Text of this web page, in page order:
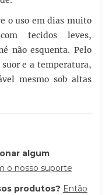
o uso em dias muito
tecidos leves,
não esquenta. Pelo
e a temperatura,
mesmo sob altas
algum
o nosso suporte
produtos? Então